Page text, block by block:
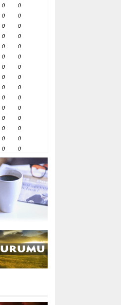
0
0
0
0
0
0
0
0
0
0
0
0
0
0
0
0
0
0
0
0
0
0
0
0
0
0
0
0
0 0